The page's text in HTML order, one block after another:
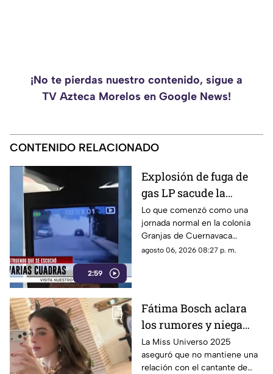
¡No te pierdas nuestro contenido, sigue a
TV Azteca Morelos en Google News!
CONTENIDO RELACIONADO
2:59
Explosión de fuga de
gas LP sacude la
colonia Las Granjas
Lo que comenzó como una
jornada normal en la colonia
Granjas de Cuernavaca
terminó en una movilización
agosto 06, 2026 08:27 p. m.
Fátima Bosch aclara
los rumores y niega
tener un romance con
Natanael Cano
La Miss Universo 2025
aseguró que no mantiene una
relación con el cantante de